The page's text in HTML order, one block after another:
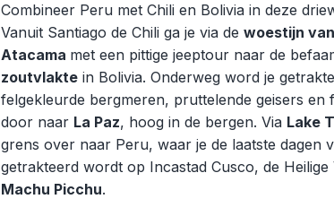
Combineer Peru met Chili en Bolivia in deze
Vanuit Santiago de Chili ga je via de woestijn van
Atacama met een pittige jeeptour naar de
zoutvlakte in Bolivia. Onderweg word je
felgekleurde bergmeren, pruttelende geisers en
door naar La Paz, hoog in de bergen. Via Lake
grens over naar Peru, waar je de laatste dagen
getrakteerd wordt op Incastad Cusco, de Heilige
Machu Picchu.